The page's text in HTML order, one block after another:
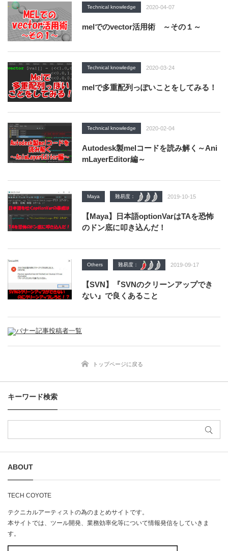
Technical knowledge 2020-04-07
melでのvector活用術 ～その１～
Technical knowledge 2020-03-24
melで多重配列っぽいことをしてみる！
Technical knowledge 2020-02-04
Autodesk製melコードを読み解く～Ani
mLayerEditor編～
Maya 難易度： 2019-10-15
【Maya】日本語optionVarはTAを恐怖
のドン底に叩き込んだ！
Others 難易度： 2019-09-17
【SVN】『SVNのクリーンアップでき
ない』で良くあること
トップページに戻る
キーワード検索
ABOUT
TECH COYOTE​
テクニカルアーティストの為のまとめサイトです。​
本サイトでは、ツール開発、業務効率化等について情報発信をしていきま
す。